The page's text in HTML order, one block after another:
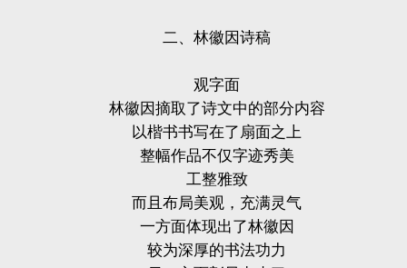
二、林徽因诗稿
观字面
林徽因摘取了诗文中的部分内容
以楷书书写在了扇面之上
整幅作品不仅字迹秀美
工整雅致
而且布局美观，充满灵气
一方面体现出了林徽因
较为深厚的书法功力